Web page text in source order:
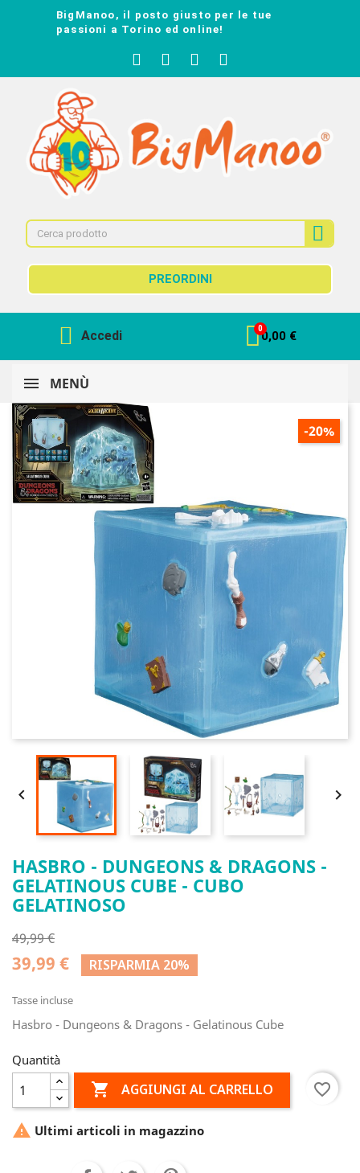
BigManoo, il posto giusto per le tue
passioni a Torino ed online!
PREORDINI
Accedi 0,00 €
MENÙ
-20%
 
HASBRO - DUNGEONS & DRAGONS -
GELATINOUS CUBE - CUBO
GELATINOSO
49,99 €
39,99 € RISPARMIA 20%
Tasse incluse
Hasbro - Dungeons & Dragons - Gelatinous Cube
Quantità
 AGGIUNGI AL CARRELLO favorite_border
 Ultimi articoli in magazzino